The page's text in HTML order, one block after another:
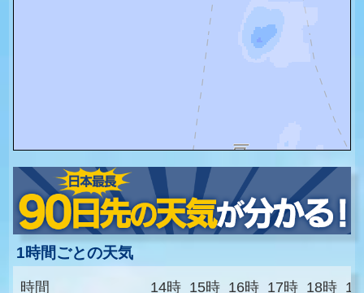
1時間ごとの天気
時間
14時 15時 16時 17時 18時